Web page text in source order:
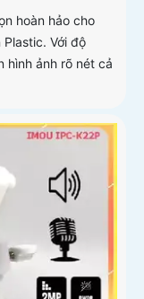
hoàn hảo cho
Với độ
hình ảnh rõ nét cả